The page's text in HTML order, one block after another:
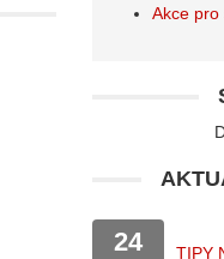
Akce pro
24 TIPY